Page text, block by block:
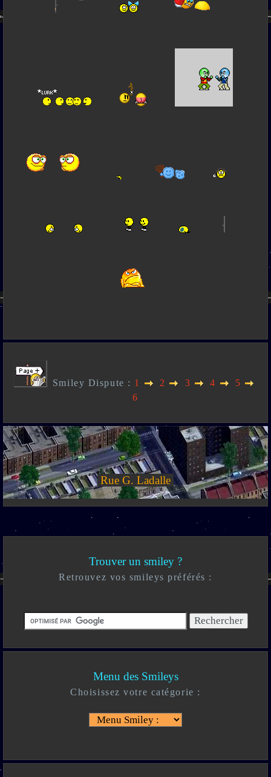
Smiley Dispute : 1 2 3 4
5
6
Rue G. Ladalle
Trouver un smiley ?
Retrouvez vos smileys préférés :
Menu des Smileys
Choisissez votre catégorie :